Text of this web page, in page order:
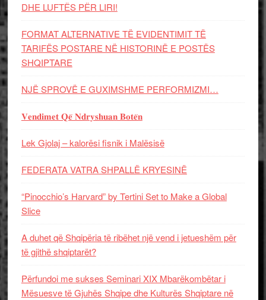
DHE LUFTЁS PЁR LIRI!
FORMAT ALTERNATIVE TË EVIDENTIMIT TË
TARIFËS POSTARE NË HISTORINË E POSTËS
SHQIPTARE
NJË SPROVË E GUXIMSHME PERFORMIZMI…
𝐕𝐞𝐧𝐝𝐢𝐦𝐞𝐭 𝐐𝐞̈ 𝐍𝐝𝐫𝐲𝐬𝐡𝐮𝐚𝐧 𝐁𝐨𝐭𝐞̈𝐧
Lek Gjolaj – kalorësi fisnik i Malësisë
FEDERATA VATRA SHPALLË KRYESINË
“Pinocchio’s Harvard” by Tertini Set to Make a Global
Slice
A duhet që Shqipëria të ribëhet një vend i jetueshëm për
të gjithë shqiptarët?
Përfundoi me sukses Seminari XIX Mbarëkombëtar i
Mësuesve të Gjuhës Shqipe dhe Kulturës Shqiptare në